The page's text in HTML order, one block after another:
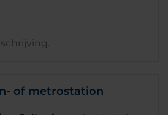
of metrostation